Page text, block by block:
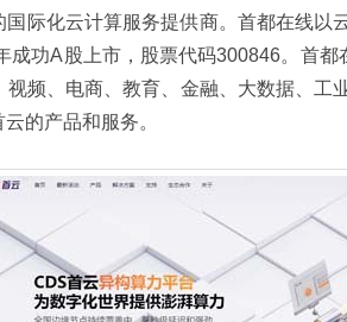
际化云计算服务提供商。首都在线以
成功A股上市，股票代码300846。首
频、电商、教育、金融、大数据、
的产品和服务。